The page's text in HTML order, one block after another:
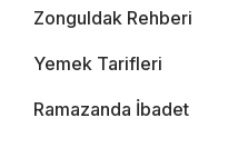
Zonguldak Rehberi
Yemek Tarifleri
Ramazanda İbadet